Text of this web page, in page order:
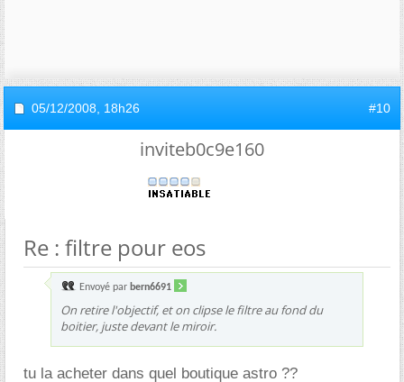
05/12/2008, 18h26 #10
inviteb0c9e160
Re : filtre pour eos
Envoyé par bern6691
On retire l'objectif, et on clipse le filtre au fond du
boitier, juste devant le miroir.
tu la acheter dans quel boutique astro ??